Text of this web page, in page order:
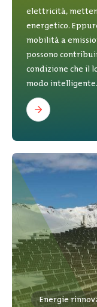
elettricità,
energetico.
mobilità a
possono
condizione che il
modo intelligente.
Energie